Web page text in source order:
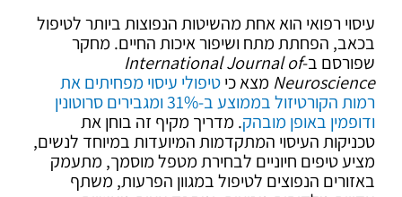
עיסוי רפואי הוא אחת מהשיטות הנפוצות ביותר לטיפול
בכאב, הפחתת מתח ושיפור איכות החיים. מחקר
שפורסם ב-International Journal of
Neuroscience מצא כיטיפולי עיסוי מפחיתים את
רמות הקורטיזול בממוצע ב-31% ומגבירים סרוטונין
ודופמין באופן מובהק. מדריך מקיף זה בוחן את
טכניקות העיסוי המתקדמות המיועדות במיוחד לנשים,
מציע טיפים חיוניים לבחירת מטפל מוסמך, מתעמק
באזורים הנפוצים לטיפול במגוון הפרעות, משתף